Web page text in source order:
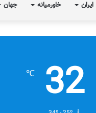
ایران خاورمیانه جهان
32
℃